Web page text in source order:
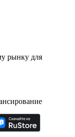
рынку для